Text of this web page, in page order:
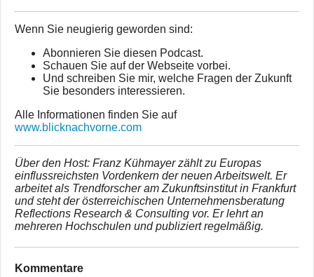
Wenn Sie neugierig geworden sind:
Abonnieren Sie diesen Podcast.
Schauen Sie auf der Webseite vorbei.
Und schreiben Sie mir, welche Fragen der Zukunft
Sie besonders interessieren.
Alle Informationen finden Sie auf
www.blicknachvorne.com
Über den Host: Franz Kühmayer zählt zu Europas
einflussreichsten Vordenkern der neuen Arbeitswelt. Er
arbeitet als Trendforscher am Zukunftsinstitut in Frankfurt
und steht der österreichischen Unternehmensberatung
Reflections Research & Consulting vor. Er lehrt an
mehreren Hochschulen und publiziert regelmäßig.
Kommentare